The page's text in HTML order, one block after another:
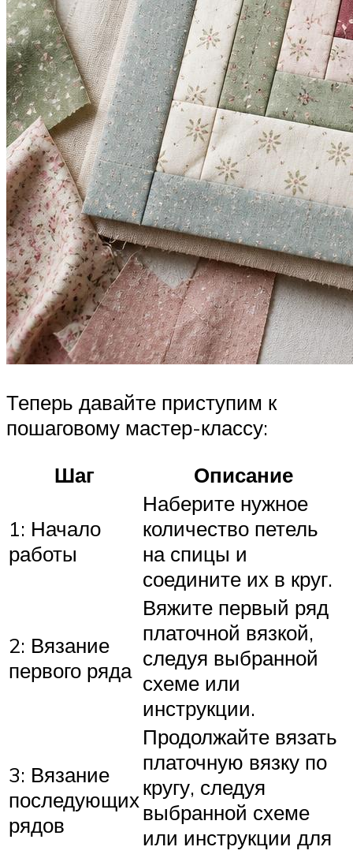
Теперь давайте приступим к
пошаговому мастер-классу:
Шаг
Описание
1: Начало
работы
Наберите нужное
количество петель
на спицы и
соедините их в круг.
2: Вязание
первого ряда
Вяжите первый ряд
платочной вязкой,
следуя выбранной
схеме или
инструкции.
3: Вязание
последующих
рядов
Продолжайте вязать
платочную вязку по
кругу, следуя
выбранной схеме
или инструкции для